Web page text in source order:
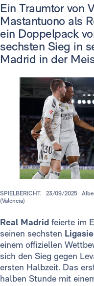
Ein Traumtor von
Mastantuono als
ein Doppelpack
sechsten Sieg in
Madrid in der
SPIELBERICHT. 23/09/2025
(Valencia)
Real Madrid feierte im
seinen sechsten
einem offiziellen
sich den Sieg gegen
ersten Halbzeit. Das
halben Stunde mit